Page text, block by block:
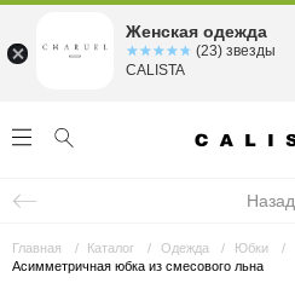
Назад
Главная Каталог Одежда
Юбки
Асимметричная юбка из смесового льна
Женская одежда
☆☆☆☆☆
★★★★★ (23) звезды
CALISTA